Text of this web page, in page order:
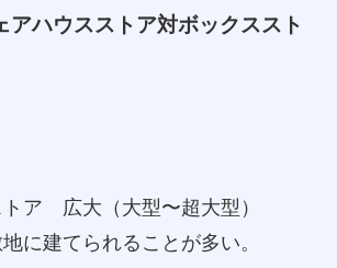
ハウスストア対ボックススト
ア 広大（大型〜超大型）
に建てられることが多い。